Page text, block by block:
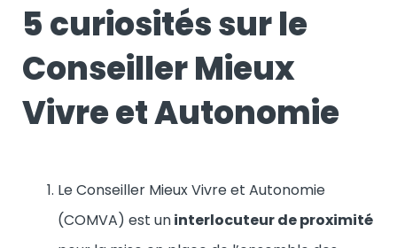
5 curiosités sur le
Conseiller Mieux
Vivre et Autonomie
Le Conseiller Mieux Vivre et Autonomie
(COMVA) est uninterlocuteur de proximité